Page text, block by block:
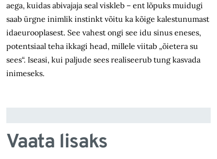
aega, kuidas abivajaja seal viskleb – ent lõpuks muidugi
saab ürgne inimlik instinkt võitu ka kõige kalestunumast
idaeurooplasest. See vahest ongi see idu sinus eneses,
potentsiaal teha ikkagi head, millele viitab „õietera su
sees“. Iseasi, kui paljude sees realiseerub tung kasvada
inimeseks.
Vaata lisaks